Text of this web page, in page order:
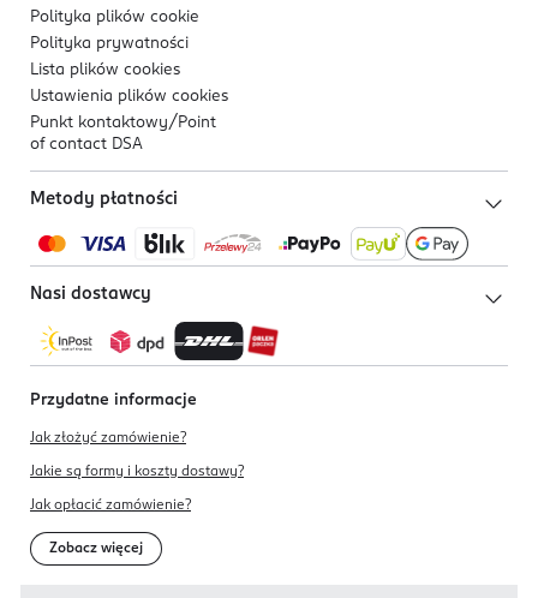
Polityka plików cookie
Polityka prywatności
Lista plików cookies
Ustawienia plików cookies
Punkt kontaktowy/ Point
of contact DSA
Metody płatności
Nasi dostawcy
Przydatne informacje
Jak złożyć zamówienie?
Jakie są formy i koszty dostawy?
Jak opłacić zamówienie?
Zobacz więcej